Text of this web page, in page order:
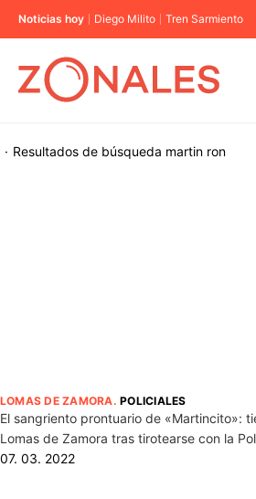
Noticias hoy Diego Milito Tren Sarmiento
Resultados de búsqueda
· martin ron
LOMAS DE ZAMORA.POLICIALES
El sangriento prontuario de «Martincito»:
Lomas de Zamora tras tirotearse con la
07. 03. 2022